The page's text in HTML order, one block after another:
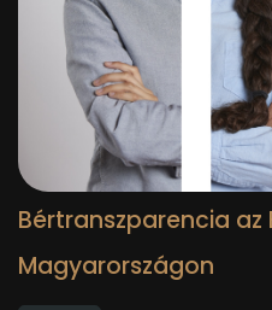
Bértranszparencia az
Magyarországon